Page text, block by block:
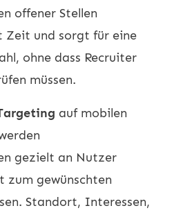
offener Stellen
Zeit und sorgt für eine
ohne dass Recruiter
müssen.
auf mobilen
gezielt an Nutzer
zum gewünschten
Standort, Interessen,